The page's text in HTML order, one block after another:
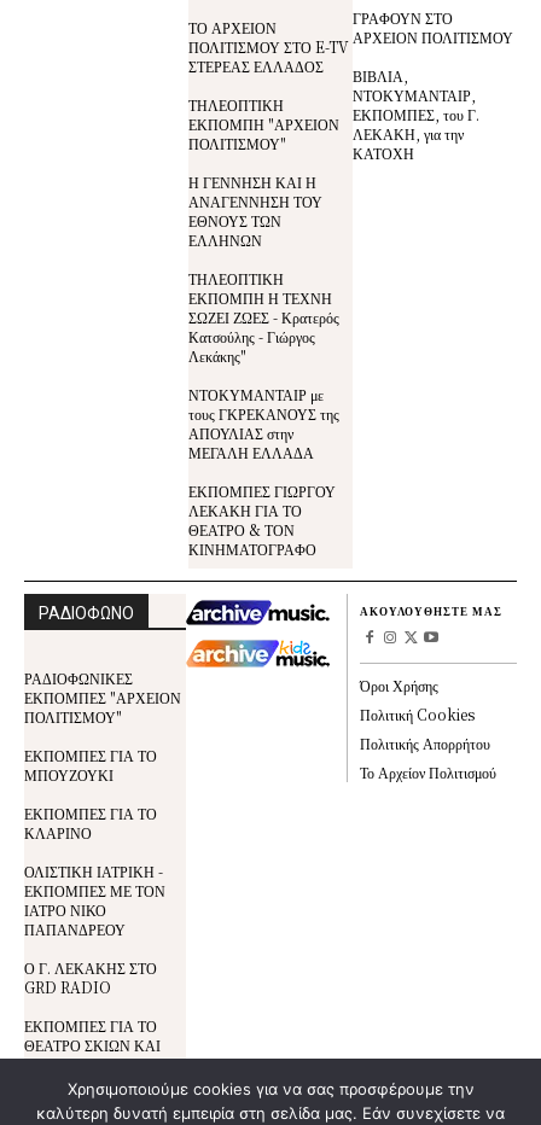
ΤΟ ΑΡΧΕΙΟΝ
ΠΟΛΙΤΙΣΜΟΥ ΣΤΟ E-TV
ΣΤΕΡΕΑΣ ΕΛΛΑΔΟΣ
ΤΗΛΕΟΠΤΙΚΗ
ΕΚΠΟΜΠΗ "ΑΡΧΕΙΟΝ
ΠΟΛΙΤΙΣΜΟΥ"
Η ΓΕΝΝΗΣΗ ΚΑΙ Η
ΑΝΑΓΕΝΝΗΣΗ ΤΟΥ
ΕΘΝΟΥΣ ΤΩΝ
ΕΛΛΗΝΩΝ
ΤΗΛΕΟΠΤΙΚΗ
ΕΚΠΟΜΠΗ Η ΤΕΧΝΗ
ΣΩΖΕΙ ΖΩΕΣ - Κρατερός
Κατσούλης - Γιώργος
Λεκάκης"
ΝΤΟΚΥΜΑΝΤΑΙΡ με
τους ΓΚΡΕΚΑΝΟΥΣ της
ΑΠΟΥΛΙΑΣ στην
ΜΕΓΑΛΗ ΕΛΛΑΔΑ
ΕΚΠΟΜΠΕΣ ΓΙΩΡΓΟΥ
ΛΕΚΑΚΗ ΓΙΑ ΤΟ
ΘΕΑΤΡΟ & ΤΟΝ
ΚΙΝΗΜΑΤΟΓΡΑΦΟ
ΓΡΑΦΟΥΝ ΣΤΟ
ΑΡΧΕΙΟΝ ΠΟΛΙΤΙΣΜΟΥ
ΒΙΒΛΙΑ,
ΝΤΟΚΥΜΑΝΤΑΙΡ,
ΕΚΠΟΜΠΕΣ, του Γ.
ΛΕΚΑΚΗ, για την
ΚΑΤΟΧΗ
ΡΑΔΙΟΦΩΝΟ
ΡΑΔΙΟΦΩΝΙΚΕΣ
ΕΚΠΟΜΠΕΣ "ΑΡΧΕΙΟΝ
ΠΟΛΙΤΙΣΜΟΥ"
ΕΚΠΟΜΠΕΣ ΓΙΑ ΤΟ
ΜΠΟΥΖΟΥΚΙ
ΕΚΠΟΜΠΕΣ ΓΙΑ ΤΟ
ΚΛΑΡΙΝΟ
ΟΛΙΣΤΙΚΗ ΙΑΤΡΙΚΗ -
ΕΚΠΟΜΠΕΣ ΜΕ ΤΟΝ
ΙΑΤΡΟ ΝΙΚΟ
ΠΑΠΑΝΔΡΕΟΥ
Ο Γ. ΛΕΚΑΚΗΣ ΣΤΟ
GRD RADIO
ΕΚΠΟΜΠΕΣ ΓΙΑ ΤΟ
ΘΕΑΤΡΟ ΣΚΙΩΝ ΚΑΙ
ΤΟΝ ΚΑΡΑΓΚΙΟΖΗ
ΑΚΟΥΛΟΥΘΗΣΤΕ ΜΑΣ
Όροι Χρήσης
Πολιτική Cookies
Πολιτικής Απορρήτου
Το Αρχείον Πολιτισμού
Χρησιμοποιούμε cookies για να σας προσφέρουμε την
καλύτερη δυνατή εμπειρία στη σελίδα μας. Εάν συνεχίσετε να